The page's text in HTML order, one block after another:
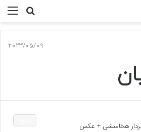
جستجو
2023/05/09